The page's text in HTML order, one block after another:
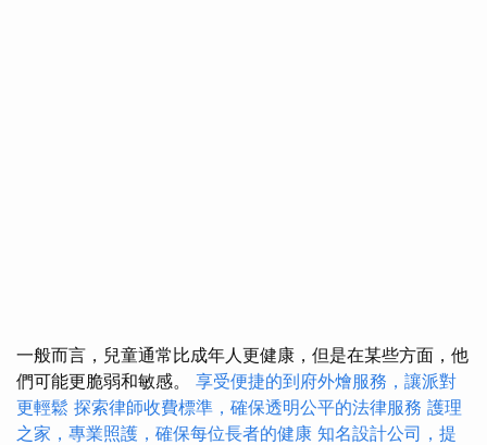
一般而言，兒童通常比成年人更健康，但是在某些方面，他
們可能更脆弱和敏感。 享受便捷的到府外燴服務，讓派對
更輕鬆 探索律師收費標準，確保透明公平的法律服務 護理
之家，專業照護，確保每位長者的健康 知名設計公司，提